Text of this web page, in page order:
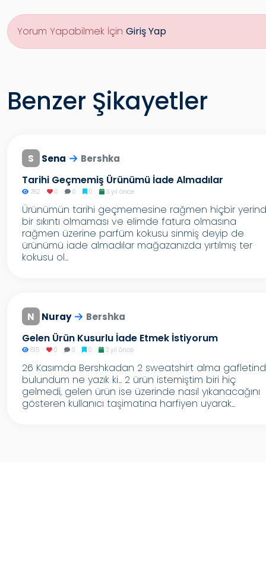
Yorum Yapabilmek İçin Giriş Yap
Benzer Şikayetler
S Sena Bershka
Tarihi Geçmemiş Ürünümü İade Almadılar
782 0 0 0 3 yıl önce
Ürünümün tarihi geçmemesine rağmen hiçbir
bir sıkıntı olmaması ve elimde fatura olmasına
rağmen üzerine parfüm kokusu sinmiş deyip de
ürünümü iade almadılar mağazanızda yırtılmış ter
kokusu ol...
N Nuray Bershka
Gelen Ürün Kusurlu İade Etmek İstiyorum
815 0 0 0 3 yıl önce
26 Kasımda Bershkadan 2 sweatshirt alma
bulundum ne yazık ki... 2 ürün istemiştim biri hiç
gelmedi, gelen ürün ise üzerinde nasıl yıkanacağını
gösteren kullanıcı taşimatına harfiyen uyarak...